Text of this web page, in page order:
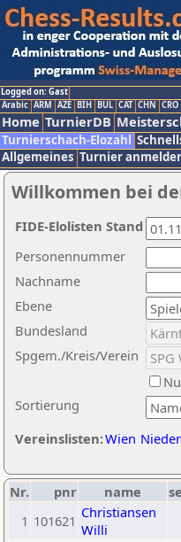
Logged on: Gast
Arabic ARM AZE BIH BUL CAT CHN CRO
Home TurnierDB
Turnierschach-Elozahl
Allgemeines Turnier
Willkommen bei
Nachname
Ebene
Sortierung
Personennummer
Bundesland
Spgem./Kreis/Verein
Vereinslisten:Wien
FIDE-Elolisten Stand
Nr. pnr name
1 101621 Christiansen
Willi